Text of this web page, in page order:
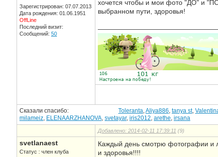
Зарегистрирован: 07.07.2013
Дата рождения: 01.06.1951
OffLine
Последний визит:
Сообщений: 50
хочется чтобы и мои фото "ДО" и
выбранном пути, здоровья!
Сказали спасибо: Toleranta,Aliya886, tanya st,
milameiz, ELENAARZHANOVA, svetayar, iris2012, arethe, irsana
Добавлено: 2014-02-11 17:39:11 (9)
svetlanaest
Статус : член клуба
Каждый день смотрю фотографии и
и здоровья!!!!